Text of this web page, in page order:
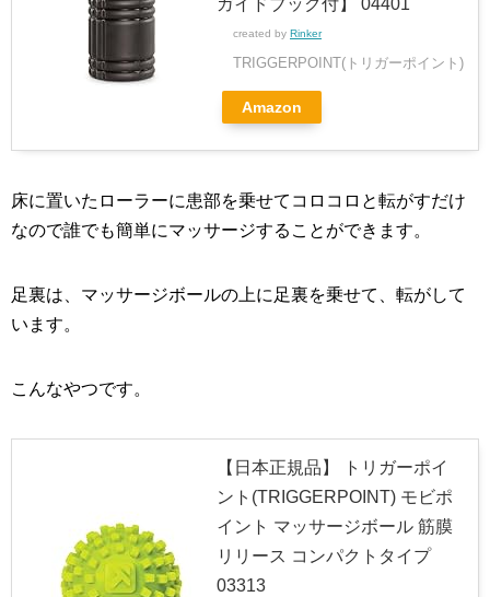
ガイドブック付】 04401
created by Rinker
TRIGGERPOINT(トリガーポイント)
Amazon
床に置いたローラーに患部を乗せてコロコロと転がすだけ
なので誰でも簡単にマッサージすることができます。
足裏は、マッサージボールの上に足裏を乗せて、転がして
います。
こんなやつです。
【日本正規品】 トリガーポイ
ント(TRIGGERPOINT) モビポ
イント マッサージボール 筋膜
リリース コンパクトタイプ
03313